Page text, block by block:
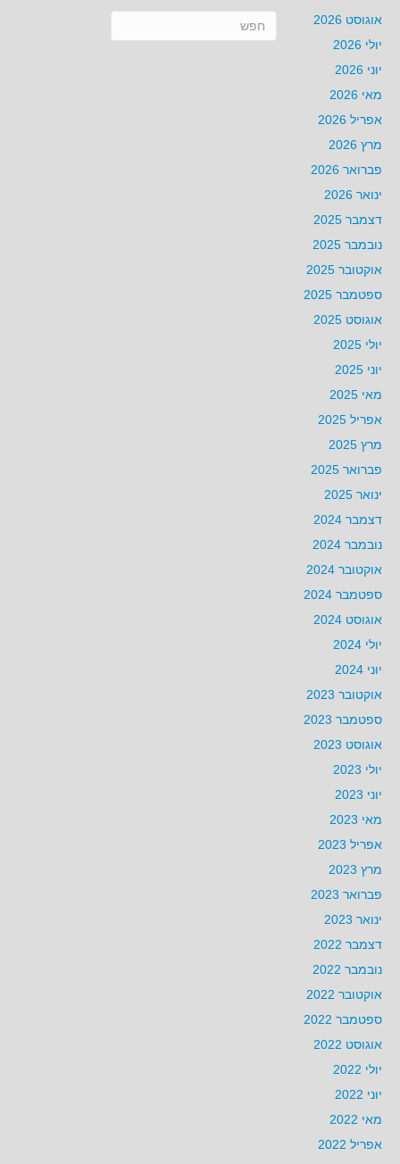
אוגוסט 2026
יולי 2026
יוני 2026
מאי 2026
אפריל 2026
מרץ 2026
פברואר 2026
ינואר 2026
דצמבר 2025
נובמבר 2025
אוקטובר 2025
ספטמבר 2025
אוגוסט 2025
יולי 2025
יוני 2025
מאי 2025
אפריל 2025
מרץ 2025
פברואר 2025
ינואר 2025
דצמבר 2024
נובמבר 2024
אוקטובר 2024
ספטמבר 2024
אוגוסט 2024
יולי 2024
יוני 2024
אוקטובר 2023
ספטמבר 2023
אוגוסט 2023
יולי 2023
יוני 2023
מאי 2023
אפריל 2023
מרץ 2023
פברואר 2023
ינואר 2023
דצמבר 2022
נובמבר 2022
אוקטובר 2022
ספטמבר 2022
אוגוסט 2022
יולי 2022
יוני 2022
מאי 2022
אפריל 2022